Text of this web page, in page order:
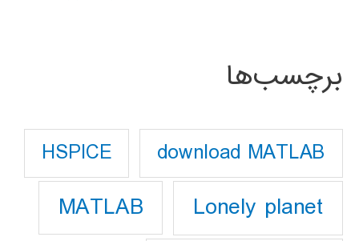
برچسب‌ها
download MATLAB
HSPICE
Lonely planet
MATLAB